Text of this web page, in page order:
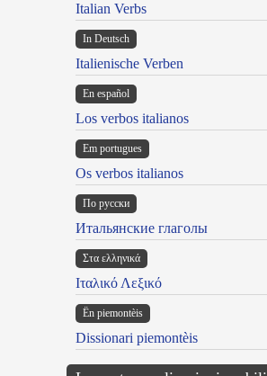
Italian Verbs
In Deutsch
Italienische Verben
En español
Los verbos italianos
Em portugues
Os verbos italianos
По русски
Итальянские глаголы
Στα ελληνικά
Ιταλικό Λεξικό
Ën piemontèis
Dissionari piemontèis